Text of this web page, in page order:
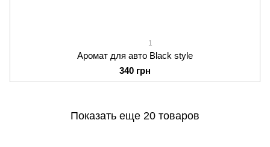
1
Аромат для авто Black style
340 грн
Показать еще 20 товаров